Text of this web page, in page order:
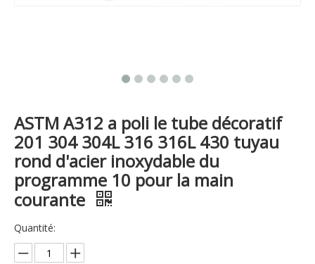
ASTM A312 a poli le tube décoratif
201 304 304L 316 316L 430 tuyau
rond d'acier inoxydable du
programme 10 pour la main
courante
Quantité: